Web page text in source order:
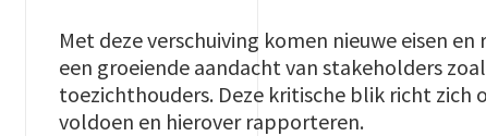
Met deze verschuiving komen nieuwe eisen
een groeiende aandacht van stakeholders
toezichthouders. Deze kritische blik richt
voldoen en hierover rapporteren.